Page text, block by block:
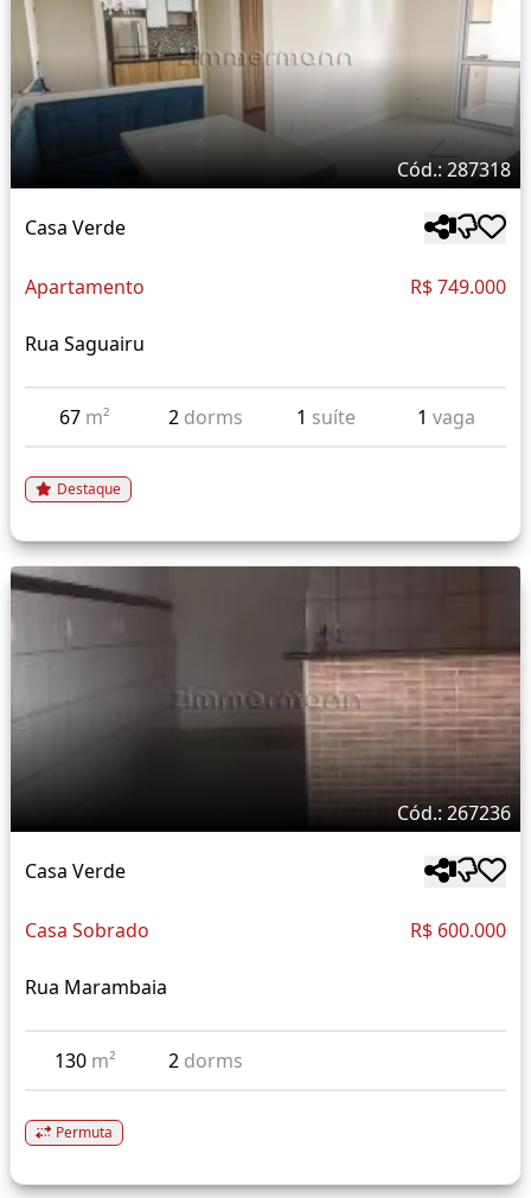
Cód.: 287318
Casa Verde
Apartamento R$ 749.000
Rua Saguairu
67 m² 2 dorms 1 suíte 1 vaga
Destaque
Cód.: 267236
Casa Verde
Casa Sobrado R$ 600.000
Rua Marambaia
130 m² 2 dorms
Permuta